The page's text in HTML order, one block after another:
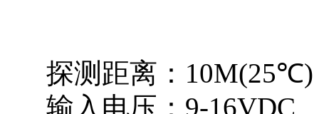
探测距离：10M(25℃)
输入电压：9-16VDC